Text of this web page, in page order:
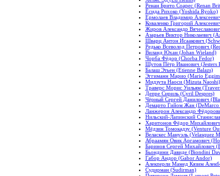
Ренан Брито Соарес (Renan
Ёсида Рихоко (Yoshida Ryoko)
Ермолаев Владимир
Коваленко Григорий
Жиров Александр
Азарьев Виктор Николаевич
Шварц Антон Исаакович
Редько Всеволод Петрович
Виланд Юхан (Johan Wieland)
Чорба Фёдор (Chorba Fedor)
Шутов Пётр Иванович (Jesters
Балаш Этьен (Etienne Balazs)
Эггиманн Марио (Mario
Мидзута Наоси (Mizuta Naoshi)
Траверс Морис Уильям
Депре Сириль (Cyril Despres)
Чёрный Сергей Данилович
Демарто Гийом Жан (DeMarco
Ланжерон Александр
Нильский-Лапинский
Харитонов Фёдор
Мёдзин Томокадзу (Venture
Веласкес Мануэль (Velasquez
Абраамян Овик Аргамович
Баринов Сергей Михайлович
Бьондини Давиде (Biondini
Габор Андор (Gabor Andor)
Алекперли Мамед Кязим
Судирман (Sudirman)